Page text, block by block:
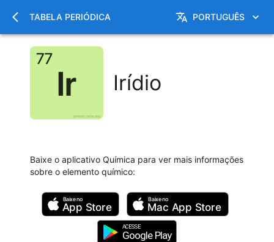
TABELA PERIÓDICA PORTUGUÊS
Irídio
Baixe o aplicativo Química para ver mais informações
sobre o elemento químico:
Baixe no
App Store
Baixe no
Mac App Store
ACESSE
Google Play